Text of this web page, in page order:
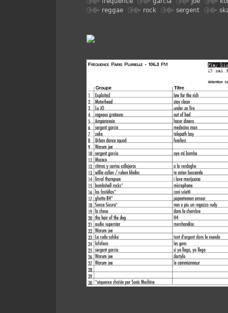
reggae
rock sergent